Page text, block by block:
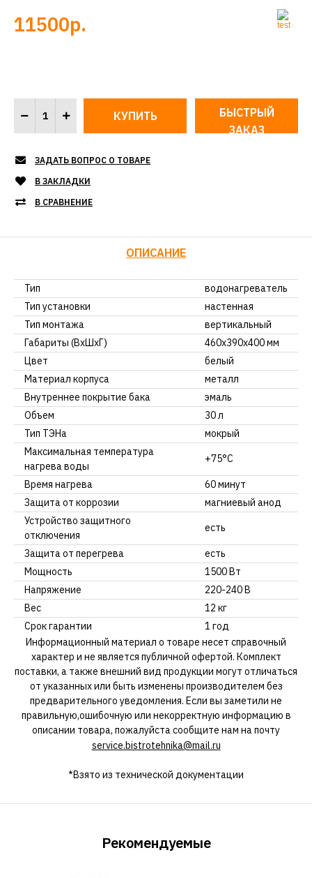
11500р.
БЫСТРЫЙ
ЗАКАЗ
ЗАДАТЬ ВОПРОС О ТОВАРЕ
В ЗАКЛАДКИ
В СРАВНЕНИЕ
ОПИСАНИЕ
Тип
водонагреватель
Тип установки
настенная
Тип монтажа
вертикальный
Габариты (ВхШхГ)
460х390х400 мм
Цвет
белый
Материал корпуса
металл
Внутреннее покрытие бака
эмаль
Объем
30 л
Тип ТЭНа
мокрый
Максимальная температура
нагрева воды
+75°С
Время нагрева
60 минут
Защита от коррозии
магниевый анод
Устройство защитного
отключения
есть
Защита от перегрева
есть
Мощность
1500 Вт
Напряжение
220-240 В
Вес
12 кг
Срок гарантии
1 год
Информационный материал о товаре несет справочный
характер и не является публичной офертой. Комплект
поставки, а также внешний вид продукции могут отличаться
от указанных или быть изменены производителем без
предварительного уведомления. Если вы заметили не
правильную,ошибочную или некорректную информацию в
описании товара, пожалуйста сообщите нам на почту
service.bistrotehnika@mail.ru
*Взято из технической документации
Рекомендуемые